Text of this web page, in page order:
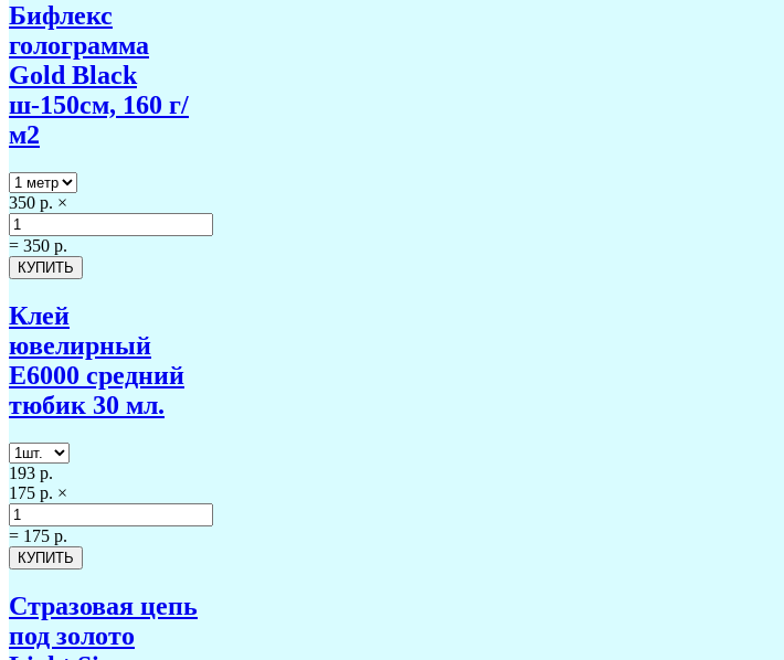
Бифлекс
голограмма
Gold Black
ш-150см, 160 г/
м2
350 р. ×
= 350 р.
Клей
ювелирный
Е6000 средний
тюбик 30 мл.
193 р.
175 р. ×
= 175 р.
Стразовая цепь
под золото